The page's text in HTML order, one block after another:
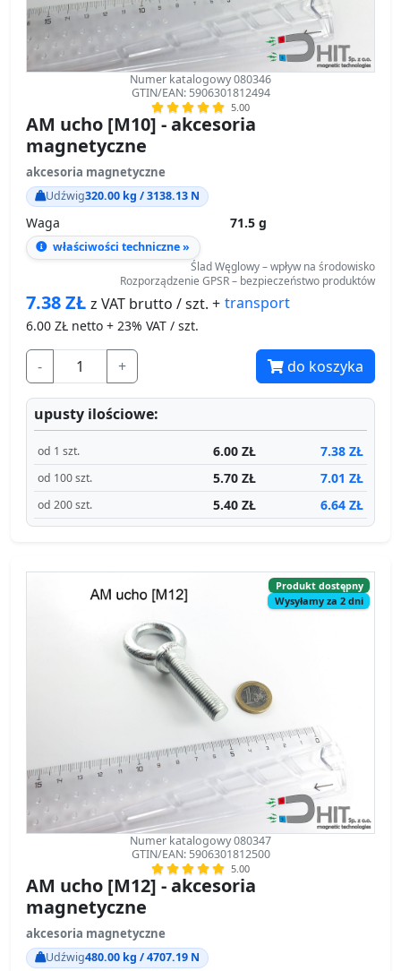
Numer katalogowy 080346
GTIN/EAN: 5906301812494
5.00
AM ucho [M10] - akcesoria
magnetyczne
akcesoria magnetyczne
Udźwig320.00 kg / 3138.13 N
Waga 71.5 g
właściwości techniczne »
Ślad Węglowy – wpływ na środowisko
Rozporządzenie GPSR – bezpieczeństwo produktów
7.38ZŁ z VAT brutto / szt. + transport
6.00 ZŁ netto + 23% VAT / szt.
- + do koszyka
upusty ilościowe:
od 1 szt. 6.00 ZŁ 7.38 ZŁ
od 100 szt. 5.70 ZŁ 7.01 ZŁ
od 200 szt. 5.40 ZŁ 6.64 ZŁ
Produkt dostępny
Wysyłamy za 2 dni
Numer katalogowy 080347
GTIN/EAN: 5906301812500
5.00
AM ucho [M12] - akcesoria
magnetyczne
akcesoria magnetyczne
Udźwig480.00 kg / 4707.19 N